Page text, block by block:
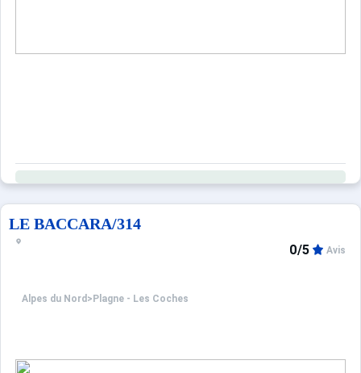
LE BACCARA/314
Alpes du Nord > Plagne - Les Coches
0/5 Avis